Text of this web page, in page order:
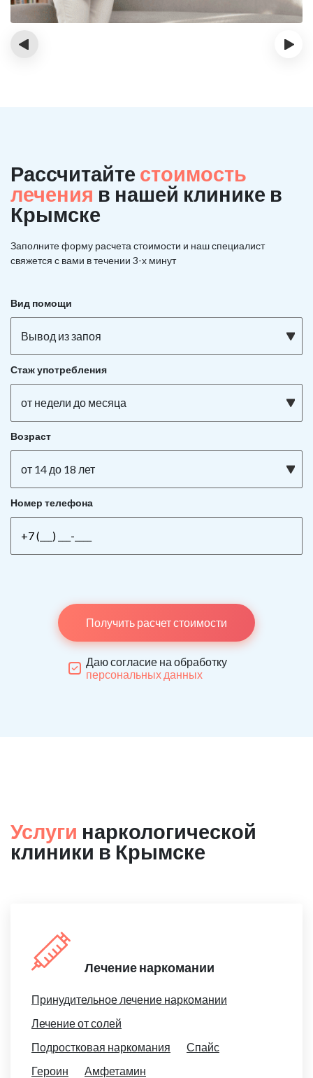
‹ ›
Рассчитайте стоимость
лечения в нашей клинике в
Крымске
Заполните форму расчета стоимости и нашспециалист
свяжется с вами в течении 3-х минут
Вид помощи
Вывод из запоя
Стаж употребления
от недели до месяца
Возраст
от 14 до 18 лет
Номер телефона
Получить расчет стоимости
Даю согласие на обработку
персональных данных
Услуги наркологической
клиники в Крымске
Лечение наркомании
Принудительное лечение наркомании
Лечение от солей
Подростковая наркомания
Спайс
Героин
Амфетамин